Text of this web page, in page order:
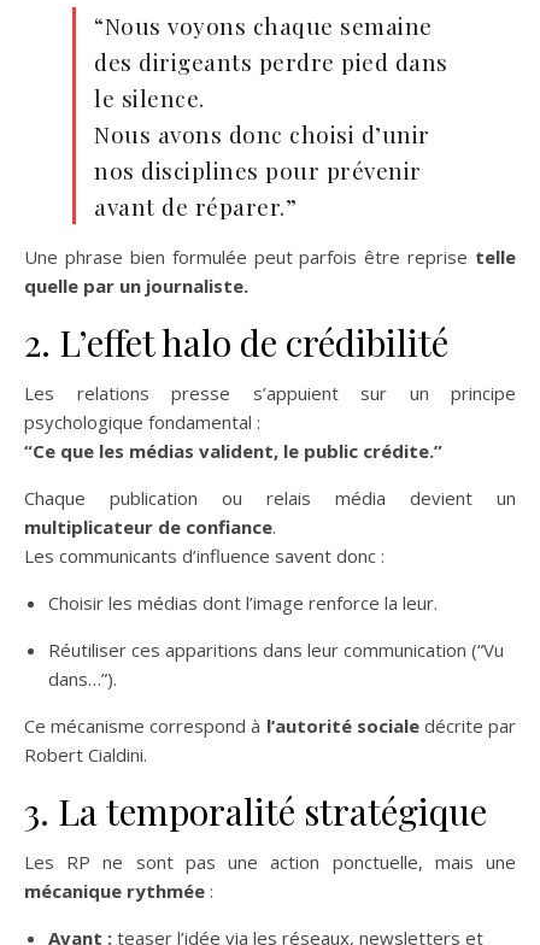
“Nous voyons chaque semaine
des dirigeants perdre pied dans
le silence.
Nous avons donc choisi d’unir
nos disciplines pour prévenir
avant de réparer.”
Une phrase bien formulée peut parfois être reprise telle
quelle par un journaliste.
2. L’effet halo de crédibilité
Les relations presse s’appuient sur un principe
psychologique fondamental :
“Ce que les médias valident, le public crédite.”
Chaque publication ou relais média devient un
multiplicateur de confiance.
Les communicants d’influence savent donc :
Choisir les médias dont l’image renforce la leur.
Réutiliser ces apparitions dans leur communication (“Vu
dans…”).
Ce mécanisme correspond à l’autorité socialedécrite par
Robert Cialdini.
3. La temporalité stratégique
Les RP ne sont pas une action ponctuelle, mais une
mécanique rythmée :
Avant : teaser l’idée via les réseaux, newsletters et